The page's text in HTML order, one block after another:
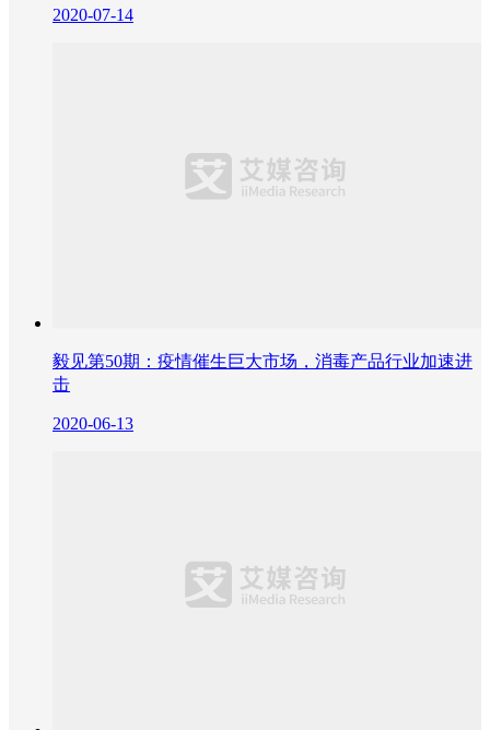
2020-07-14
毅见第50期：疫情催生巨大市场，消毒产品行业加速进
击
2020-06-13